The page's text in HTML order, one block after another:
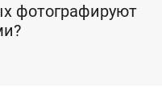
фотографируют